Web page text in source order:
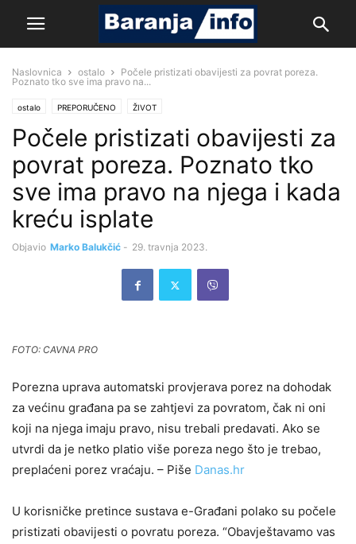
Naslovnica ostalo
Počele pristizati obavijesti za povrat poreza.
Poznato tko sve ima pravo na...
ostalo PREPORUČENO ŽIVOT
Počele pristizati obavijesti za
povrat poreza. Poznato tko
sve ima pravo na njega i kada
kreću isplate
Objavio Marko Balukčić - 29. travnja 2023.
FOTO: CAVNA PRO
Porezna uprava automatski provjerava porez na dohodak
za većinu građana pa se zahtjevi za povratom, čak ni oni
koji na njega imaju pravo, nisu trebali predavati. Ako se
utvrdi da je netko platio više poreza nego što je trebao,
preplaćeni porez vraćaju. – Piše Danas.hr
U korisničke pretince sustava e-Građani polako su počele
pristizati obavijesti o povratu poreza. “Obavještavamo vas